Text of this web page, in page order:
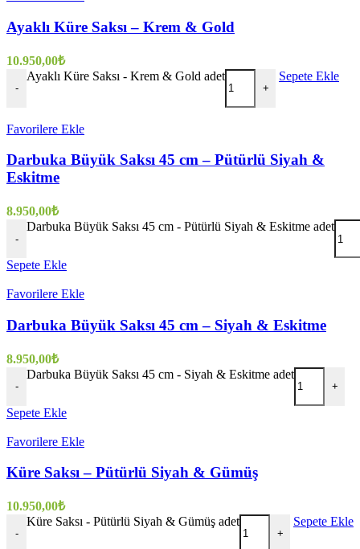
Ayaklı Küre Saksı – Krem & Gold
10.950,00₺
-
Ayaklı Küre Saksı - Krem & Gold adet
+
Sepete Ekle
Favorilere Ekle
Darbuka Büyük Saksı 45 cm – Pütürlü Siyah &
Eskitme
8.950,00₺
-
Darbuka Büyük Saksı 45 cm - Pütürlü Siyah & Eskitme adet
Sepete Ekle
Favorilere Ekle
Darbuka Büyük Saksı 45 cm – Siyah & Eskitme
8.950,00₺
-
Darbuka Büyük Saksı 45 cm - Siyah & Eskitme adet
+
Sepete Ekle
Favorilere Ekle
Küre Saksı – Pütürlü Siyah & Gümüş
10.950,00₺
-
Küre Saksı - Pütürlü Siyah & Gümüş adet
+
Sepete Ekle